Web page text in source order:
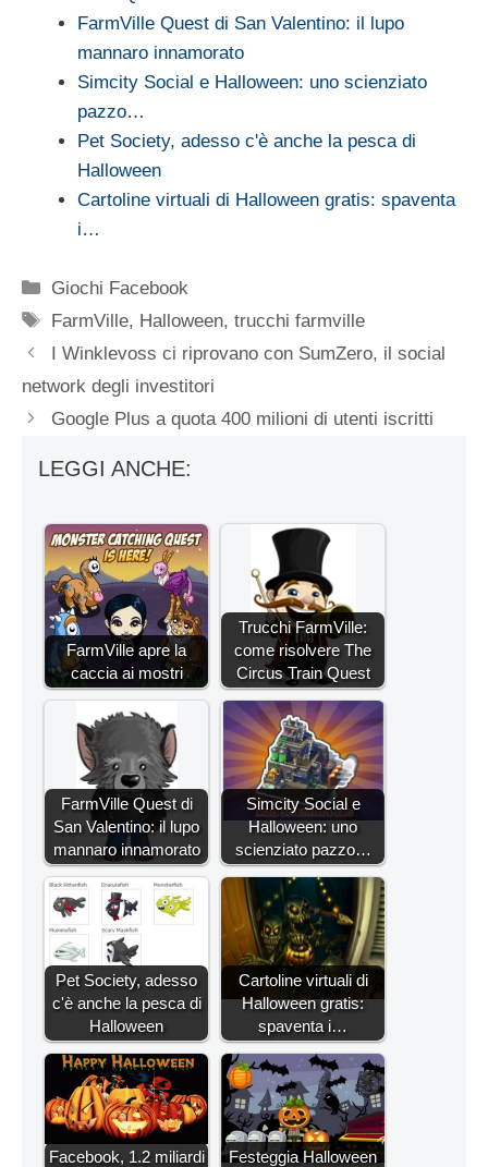
FarmVille Quest di San Valentino: il lupo
mannaro innamorato
Simcity Social e Halloween: uno scienziato
pazzo…
Pet Society, adesso c'è anche la pesca di
Halloween
Cartoline virtuali di Halloween gratis: spaventa
i…
Categorie
Giochi Facebook
Tag
FarmVille, Halloween,trucchi farmville
I Winklevoss ci riprovano con SumZero, il social
network degli investitori
Google Plus a quota 400 milioni di utenti iscritti
LEGGI ANCHE:
FarmVille apre la
caccia ai mostri
Trucchi FarmVille:
come risolvere The
Circus Train Quest
FarmVille Quest di
San Valentino: il lupo
mannaro innamorato
Simcity Social e
Halloween: uno
scienziato pazzo…
Pet Society, adesso
c'è anche la pesca di
Halloween
Cartoline virtuali di
Halloween gratis:
spaventa i…
Facebook, 1.2 miliardi
Festeggia Halloween